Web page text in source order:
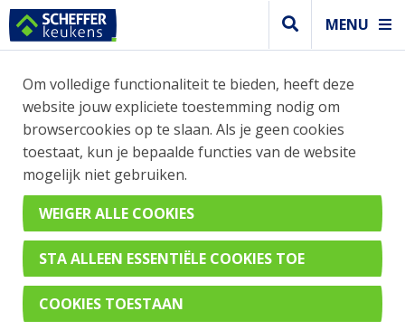
MENU
Modern keuken
MODERNE WITTE KEUKEN
MET EILAND
Uno Kristalwit
Om volledige functionaliteit te bieden, heeft deze
website jouw expliciete toestemming nodig om
browsercookies op te slaan. Als je geen cookies
toestaat, kun je bepaalde functies van de website
mogelijk niet gebruiken.